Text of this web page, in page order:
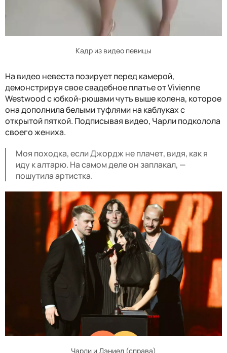
Кадр из видео певицы
На видео невеста позирует перед камерой,
демонстрируя свое свадебное платье от Vivienne
Westwood с юбкой-рюшами чуть выше колена, которое
она дополнила белыми туфлями на каблуках с
открытой пяткой. Подписывая видео, Чарли подколола
своего жениха.
Моя походка, если Джордж не плачет, видя, как я
иду к алтарю. На самом деле он заплакал, —
пошутила артистка.
Чарли и Дэниел (справа)